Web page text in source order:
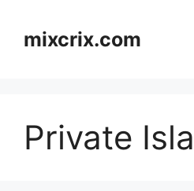
contentmixcrix.com
Private